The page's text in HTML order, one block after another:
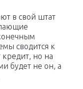
в свой штат
сводится к
но на
будет не он, а